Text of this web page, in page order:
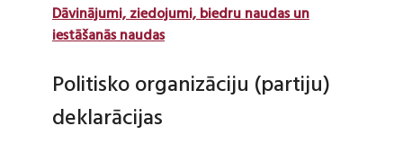
Dāvinājumi, ziedojumi, biedru naudas un
iestāšanās naudas
Politisko organizāciju (partiju)
deklarācijas